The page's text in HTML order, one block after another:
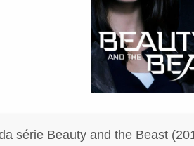
série Beauty and the Beast